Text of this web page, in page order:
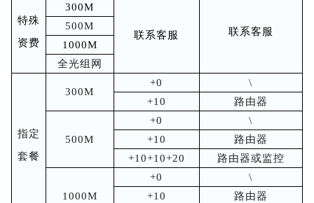
特殊
资费
300M
联系客服 联系客服
500M
1000M
全光组网
指定
套餐
300M
+0
\
+10
路由器
500M
+0
\
+10
路由器
+10+10+20
路由器或监控
1000M
+0
\
+10
路由器